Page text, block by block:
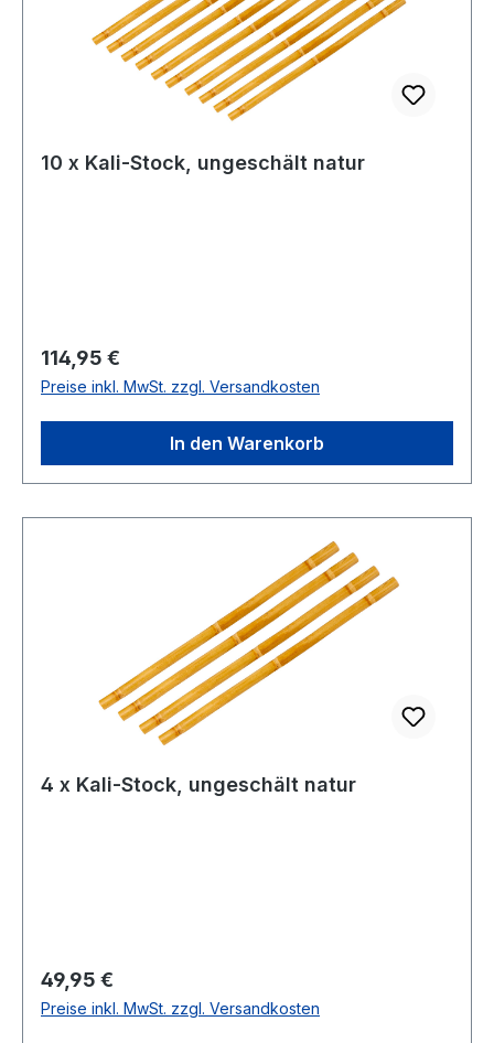
10 x Kali-Stock, ungeschält natur
Regulärer Preis:
114,95 €
Preise inkl. MwSt. zzgl. Versandkosten
In den Warenkorb
4 x Kali-Stock, ungeschält natur
Regulärer Preis:
49,95 €
Preise inkl. MwSt. zzgl. Versandkosten